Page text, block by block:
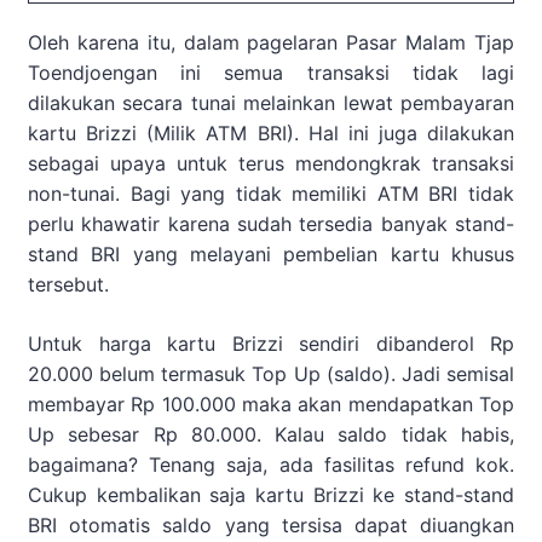
Oleh karena itu, dalam pagelaran Pasar Malam Tjap
Toendjoengan ini semua transaksi tidak lagi
dilakukan secara tunai melainkan lewat pembayaran
kartu Brizzi (Milik ATM BRI). Hal ini juga dilakukan
sebagai upaya untuk terus mendongkrak transaksi
non-tunai. Bagi yang tidak memiliki ATM BRI tidak
perlu khawatir karena sudah tersedia banyak stand-
stand BRI yang melayani pembelian kartu khusus
tersebut.
Untuk harga kartu Brizzi sendiri dibanderol Rp
20.000 belum termasuk Top Up (saldo). Jadi semisal
membayar Rp 100.000 maka akan mendapatkan Top
Up sebesar Rp 80.000. Kalau saldo tidak habis,
bagaimana? Tenang saja, ada fasilitas refund kok.
Cukup kembalikan saja kartu Brizzi ke stand-stand
BRI otomatis saldo yang tersisa dapat diuangkan